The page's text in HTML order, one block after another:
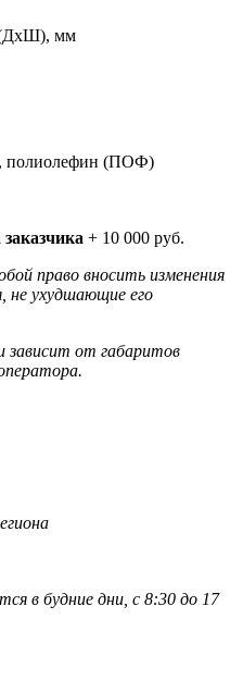
(ДхШ), мм
полиолефин (ПОФ)
+ 10 000 руб.
право вносить изменения
не ухудшающие его
зависит от габаритов
в будние дни, с 8:30 до 17